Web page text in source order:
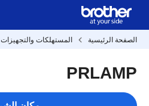
الصفحة الرئيسية المستهلكات والتجهيزات
PRLAMP